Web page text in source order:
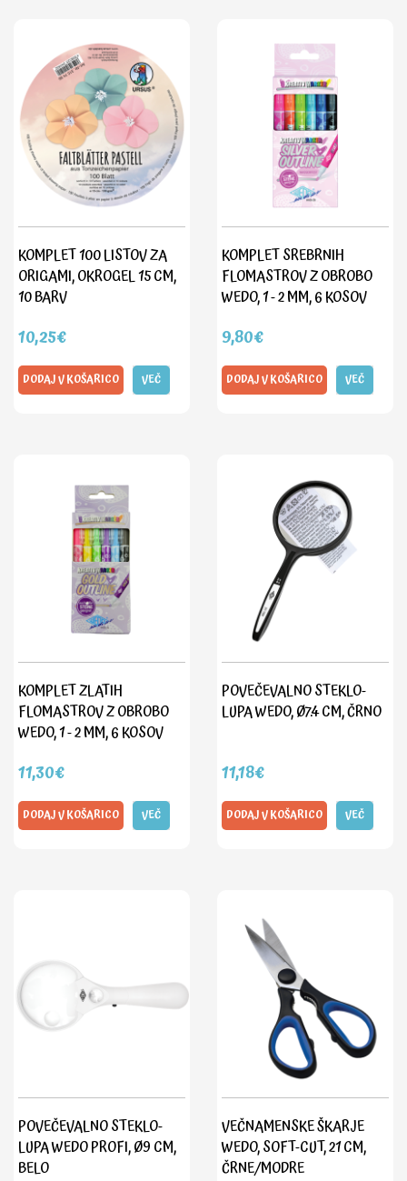
KOMPLET 100 LISTOV ZA
ORIGAMI, OKROGEL 15 CM,
10 BARV
10,25€
DODAJ V KOŠARICO VEČ
KOMPLET SREBRNIH
FLOMASTROV Z OBROBO
WEDO, 1 - 2 MM, 6 KOSOV
9,80€
DODAJ V KOŠARICO VEČ
KOMPLET ZLATIH
FLOMASTROV Z OBROBO
WEDO, 1 - 2 MM, 6 KOSOV
11,30€
DODAJ V KOŠARICO VEČ
POVEČEVALNO STEKLO-
LUPA WEDO, Ø7.4 CM, ČRNO
11,18€
DODAJ V KOŠARICO VEČ
POVEČEVALNO STEKLO-
LUPA WEDO PROFI, Ø9 CM,
BELO
VEČNAMENSKE ŠKARJE
WEDO, SOFT-CUT, 21 CM,
ČRNE/MODRE